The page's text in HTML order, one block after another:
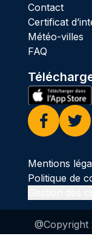
Contact
Certificat
Météo-villes
FAQ
Facebook
Twitter
Mentions
Politique de
@Copyright